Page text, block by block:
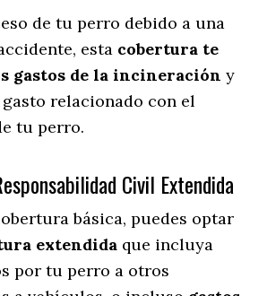
de tu perro debido a una
esta cobertura te
gastos de la incineración y
relacionado con el
tu perro.
Civil Extendida
básica, puedes optar
extendida que incluya
por tu perro a otros